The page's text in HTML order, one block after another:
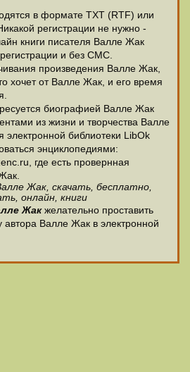
в формате ТХТ (RTF) или
регистрации не нужно -
книги писателя Валле Жак
и без СМС.
произведения Валле Жак,
хочет от Валле Жак, и его время
биографией Валле Жак
из жизни и творчества Валле
библиотеки LibOk
энциклопедиями:
где есть провернная
Жак, скачать, бесплатно,
онлайн, книги
Жакжелательно проставить
автора Валле Жак в электронной